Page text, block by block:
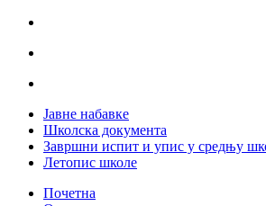
Јавне набавке
Школска документа
Завршни испит и упис у средњу
Летопис школе
Почетна